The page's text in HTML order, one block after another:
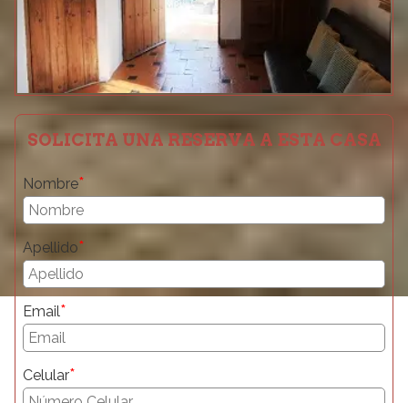
SOLICITA UNA RESERVA A ESTA CASA
Nombre*
Apellido*
Email*
Celular*